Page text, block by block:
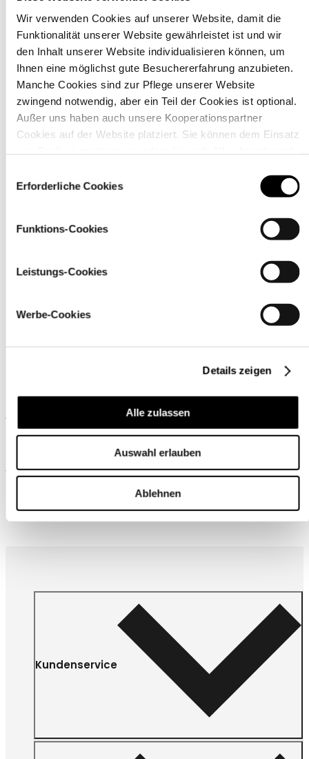
Wir verwenden Cookies auf unserer Website, damit die
Funktionalität unserer Website gewährleistet ist und wir
den Inhalt unserer Website individualisieren können, um
Ihnen eine möglichst gute Besuchererfahrung anzubieten.
Manche Cookies sind zur Pflege unserer Website
zwingend notwendig, aber ein Teil der Cookies ist optional.
Außer uns haben auch unsere Kooperationspartner
Cookies auf der Website platziert. Sie können dem Einsatz
über den Link „Cookie-Einstellungen
Erforderliche Cookies
Funktions-Cookies
Leistungs-Cookies
Werbe-Cookies
Details zeigen
Alle zulassen
Auswahl erlauben
Ablehnen
Material
Pflegehinweise
Ähnliche Produkte
Wird oft zusammen gekauft
Kundenservice